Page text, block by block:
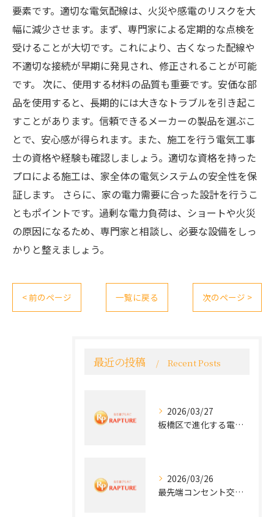
要素です。適切な電気配線は、火災や感電のリスクを大
幅に減少させます。まず、専門家による定期的な点検を
受けることが大切です。これにより、古くなった配線や
不適切な接続が早期に発見され、修正されることが可能
です。 次に、使用する材料の品質も重要です。安価な部
品を使用すると、長期的には大きなトラブルを引き起こ
すことがあります。信頼できるメーカーの製品を選ぶこ
とで、安心感が得られます。また、施工を行う電気工事
士の資格や経験も確認しましょう。適切な資格を持った
プロによる施工は、家全体の電気システムの安全性を保
証します。 さらに、家の電力需要に合った設計を行うこ
ともポイントです。過剰な電力負荷は、ショートや火災
の原因になるため、専門家と相談し、必要な設備をしっ
かりと整えましょう。
< 前のページ 一覧に戻る 次のページ >
最近の投稿 Recent Posts
2026/03/27
板橋区で進化する電気工事と最新コンセント交換技術
2026/03/26
最先端コンセント交換で快適な生活を実現する電気工事の技術